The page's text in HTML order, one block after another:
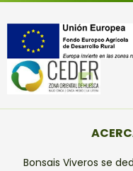
Bonsais Viveros se